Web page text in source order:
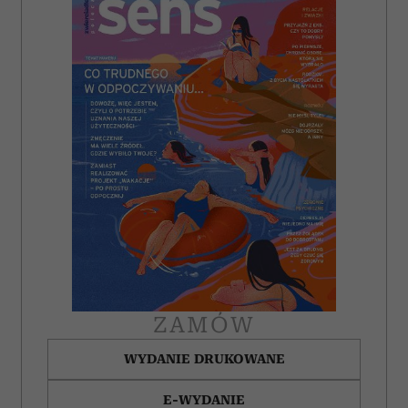
i reklam, aby oferować funkcje społecznościowe i
analizować ruch w naszej witrynie. Informacje o tym, jak
korzystasz z naszej witryny, udostępniamy partnerom
społecznościowym, reklamowym i analitycznym.
Partnerzy mogą połączyć te informacje z innymi danymi
otrzymanymi od Ciebie lub uzyskanymi podczas
korzystania z ich usług.
ZAMÓW
WYDANIE DRUKOWANE
E-WYDANIE